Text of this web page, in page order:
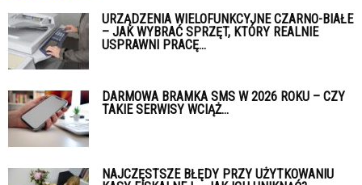
URZĄDZENIA WIELOFUNKCYJNE CZARNO-BIAŁE
– JAK WYBRAĆ SPRZĘT, KTÓRY REALNIE
USPRAWNI PRACĘ...
DARMOWA BRAMKA SMS W 2026 ROKU – CZY
TAKIE SERWISY WCIĄŻ...
NAJCZĘSTSZE BŁĘDY PRZY UŻYTKOWANIU